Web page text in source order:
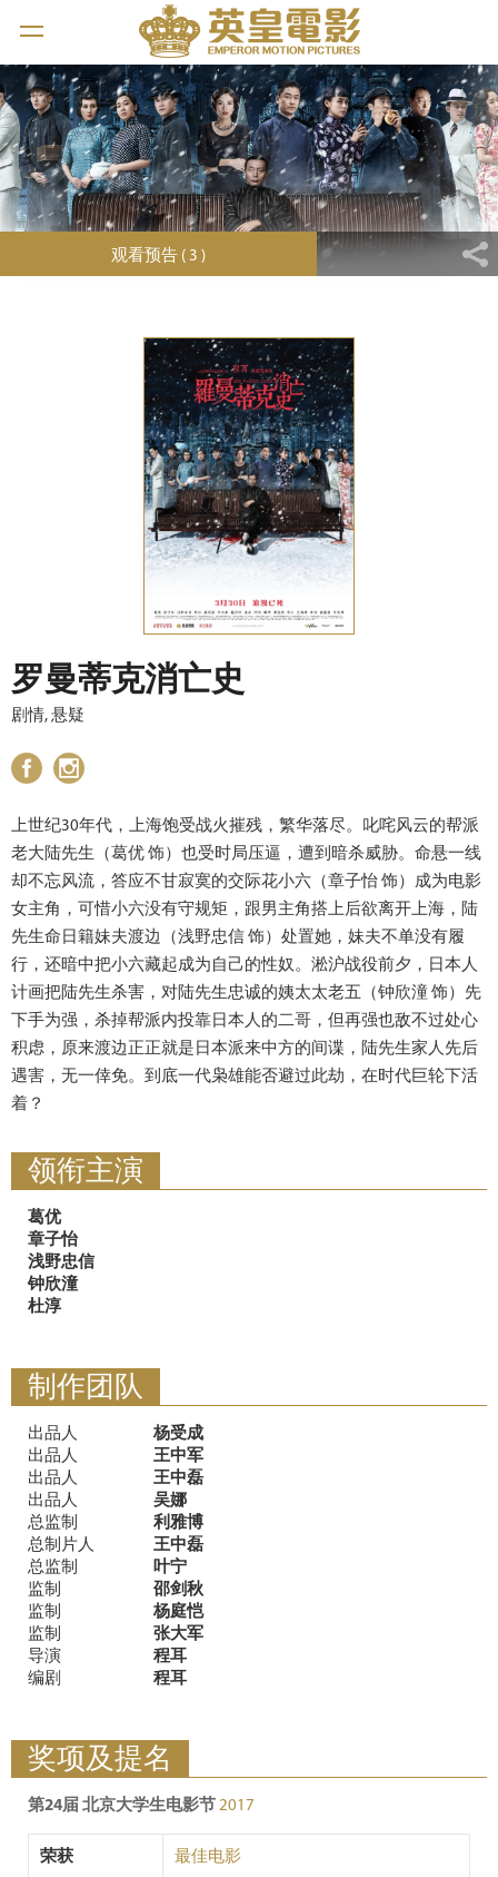
观看预告 ( 3 )
罗曼蒂克消亡史
剧情, 悬疑
上世纪30年代，上海饱受战火摧残，繁华落尽。叱咤风云的帮派
老大陆先生（葛优 饰）也受时局压逼，遭到暗杀威胁。命悬一线
却不忘风流，答应不甘寂寞的交际花小六（章子怡 饰）成为电影
女主角，可惜小六没有守规矩，跟男主角搭上后欲离开上海，陆
先生命日籍妹夫渡边（浅野忠信 饰）处置她，妹夫不单没有履
行，还暗中把小六藏起成为自己的性奴。淞沪战役前夕，日本人
计画把陆先生杀害，对陆先生忠诚的姨太太老五（钟欣潼 饰）先
下手为强，杀掉帮派内投靠日本人的二哥，但再强也敌不过处心
积虑，原来渡边正正就是日本派来中方的间谍，陆先生家人先后
遇害，无一倖免。到底一代枭雄能否避过此劫，在时代巨轮下活
着？
领衔主演
葛优
章子怡
浅野忠信
钟欣潼
杜淳
制作团队
出品人
杨受成
出品人
王中军
出品人
王中磊
出品人
吴娜
总监制
利雅博
总制片人
王中磊
总监制
叶宁
监制
邵剑秋
监制
杨庭恺
监制
张大军
导演
程耳
编剧
程耳
奖项及提名
第24届 北京大学生电影节 2017
荣获 最佳电影